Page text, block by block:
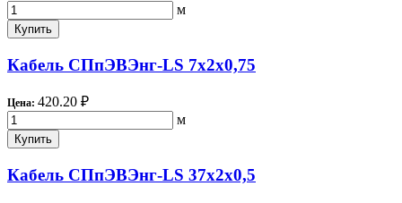
м
Купить
Кабель СПпЭВЭнг-LS 7х2х0,75
Цена: 420.20 ₽
м
Купить
Кабель СПпЭВЭнг-LS 37х2х0,5